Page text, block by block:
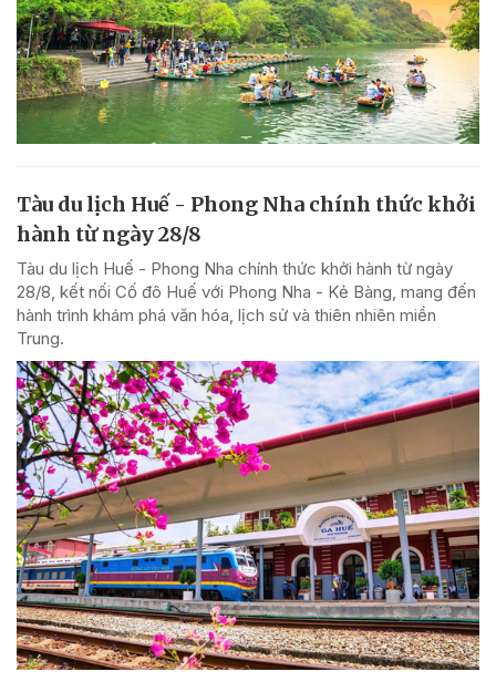
Tàu du lịch Huế - Phong Nha chính thức khởi
hành từ ngày 28/8
Tàu du lịch Huế - Phong Nha chính thức khởi hành từ ngày
28/8, kết nối Cố đô Huế với Phong Nha - Kẻ Bàng, mang đến
hành trình khám phá văn hóa, lịch sử và thiên nhiên miền
Trung.